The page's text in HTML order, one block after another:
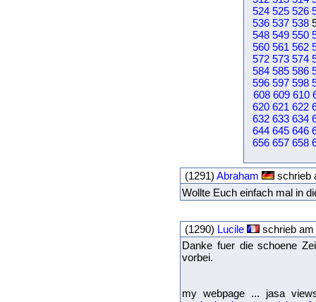
524 525 526
536 537 538
548 549 550
560 561 562
572 573 574
584 585 586
596 597 598
608 609 610
620 621 622
632 633 634
644 645 646
656 657 658
(1291) Abraham
schrieb
Wollte Euch einfach mal in
(1290) Lucile
schrieb
Danke fuer die schoene
vorbei.
my webpage ... jasa